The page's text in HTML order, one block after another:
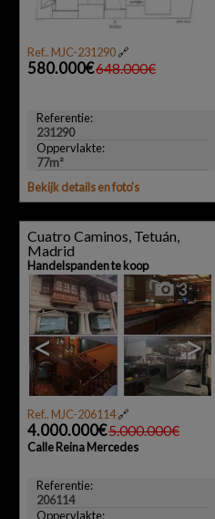
Ref.. MJC-231290🔗
580.000€648.000€
Referentie:
231290
Oppervlakte:
77m²
Bekijk details en foto's
Cuatro Caminos, Tetuán,
Madrid
Handelspanden te koop
< >
3
Ref.. MJC-206114🔗
4.000.000€5.000.000€
Calle Reina Mercedes
Referentie:
206114
Oppervlakte: